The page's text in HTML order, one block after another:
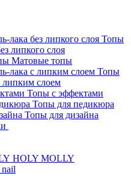
Топы
липкого слоя
Матовые топы
Топы
липким слоем
Топы с эффектами
Топы для педикюра
Топы для дизайна
HOLY MOLLY